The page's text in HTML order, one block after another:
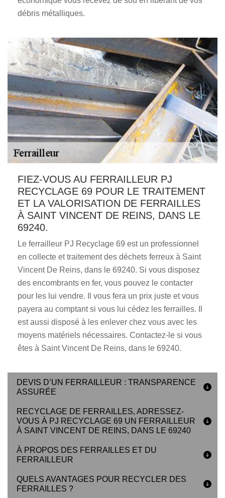
débris métalliques.
FIEZ-VOUS AU FERRAILLEUR PJ
RECYCLAGE 69 POUR LE TRAITEMENT
ET LA VALORISATION DE FERRAILLES
À SAINT VINCENT DE REINS, DANS LE
69240.
Le ferrailleur PJ Recyclage 69 est un professionnel
en collecte et traitement des déchets ferreux à Saint
Vincent De Reins, dans le 69240. Si vous disposez
des encombrants en fer, vous pouvez le contacter
pour les lui vendre. Il vous fera un prix juste et vous
payera au comptant si vous lui cédez les ferrailles. Il
est aussi disposé à les enlever chez vous avec les
moyens matériels nécessaires. Contactez-le si vous
êtes à Saint Vincent De Reins, dans le 69240.
DEVIS D’UN FERRAILLEUR : TRANSPARENCE
ASSURÉE
RECYCLAGE DE FERRAILLES, ADRESSEZ-
VOUS À PJ RECYCLAGE 69 UN FERRAILLEUR
À SAINT VINCENT DE REINS, DANS LE 69240
À PROPOS DES FERRAILLES ET DU
FERRAILLEUR
QUELS AVANTAGES POUR RECYCLER DES
FERRAILLES ?